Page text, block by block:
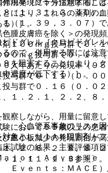
（１．３１，３．４０）
（１．３９，３．０７）
腫皮膚癌を除く＞の発現
剤１００ｍｇ投与群で０．
００ｍｇ投与群で０．１％
０人年あたりの発現率（９
投与群で０．１１（０．０
与群で０．１６（０．０
１．２．１、２．２、８．
． 心血管系事象のリスク因
対象としたＪＡＫ阻害剤ト
試験の結果、主要評価項
ａｊｏｒ Ａｄｖｅｒｓｅ
Ｅｖｅｎｔｓ：ＭＡＣＥ
作用発現に十分注意するこ
により、これらの薬剤の
）］。
ドグレル［クロピドグレ
るので、併用する際には注
９を阻害することにより、
濃度が低下する）］。
観察しながら、用量に留意
験において６５歳以上の患
び血小板減少の発現割合が
１、２．６、２．８、８．
１、１１．１．３参照〕。